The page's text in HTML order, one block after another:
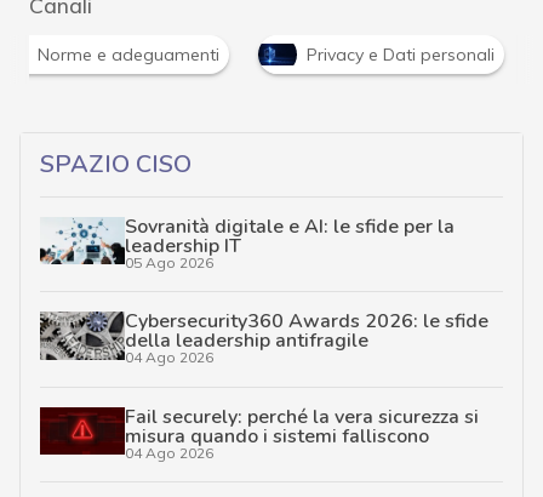
Norme e adeguamenti Privacy e Dati personali
SPAZIO CISO
Sovranità digitale e AI: le sfide per la
leadership IT
05 Ago 2026
Cybersecurity360 Awards 2026: le sfide
della leadership antifragile
04 Ago 2026
Fail securely: perché la vera sicurezza si
misura quando i sistemi falliscono
04 Ago 2026